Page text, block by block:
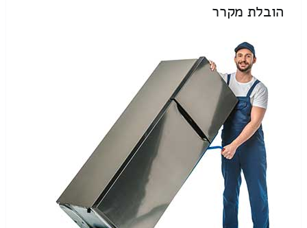
הובלת מקרר